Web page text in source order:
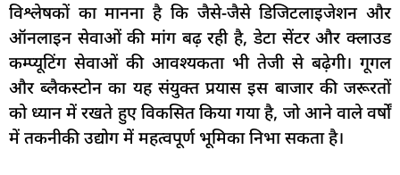
विश्लेषकों का मानना है कि जैसे-जैसे डिजिटलाइजेशन और
ऑनलाइन सेवाओं की मांग बढ़ रही है, डेटा सेंटर और क्लाउड
कम्प्यूटिंग सेवाओं की आवश्यकता भी तेजी से बढ़ेगी। गूगल
और ब्लैकस्टोन का यह संयुक्त प्रयास इस बाजार की जरूरतों
को ध्यान में रखते हुए विकसित किया गया है, जो आने वाले वर्षों
में तकनीकी उद्योग में महत्वपूर्ण भूमिका निभा सकता है।